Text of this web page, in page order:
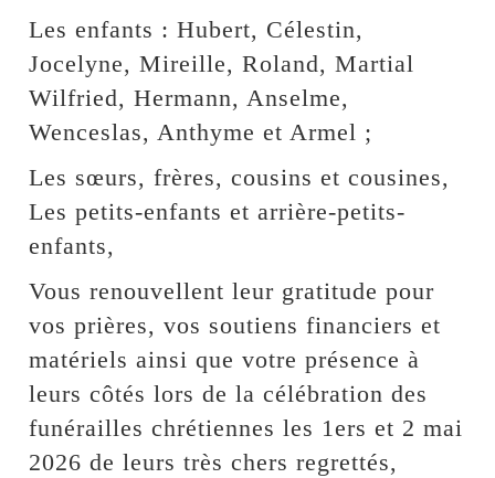
Les enfants : Hubert, Célestin,
Jocelyne, Mireille, Roland, Martial
Wilfried, Hermann, Anselme,
Wenceslas, Anthyme et Armel ;
Les sœurs, frères, cousins et cousines,
Les petits-enfants et arrière-petits-
enfants,
Vous renouvellent leur gratitude pour
vos prières, vos soutiens financiers et
matériels ainsi que votre présence à
leurs côtés lors de la célébration des
funérailles chrétiennes les 1ers et 2 mai
2026 de leurs très chers regrettés,